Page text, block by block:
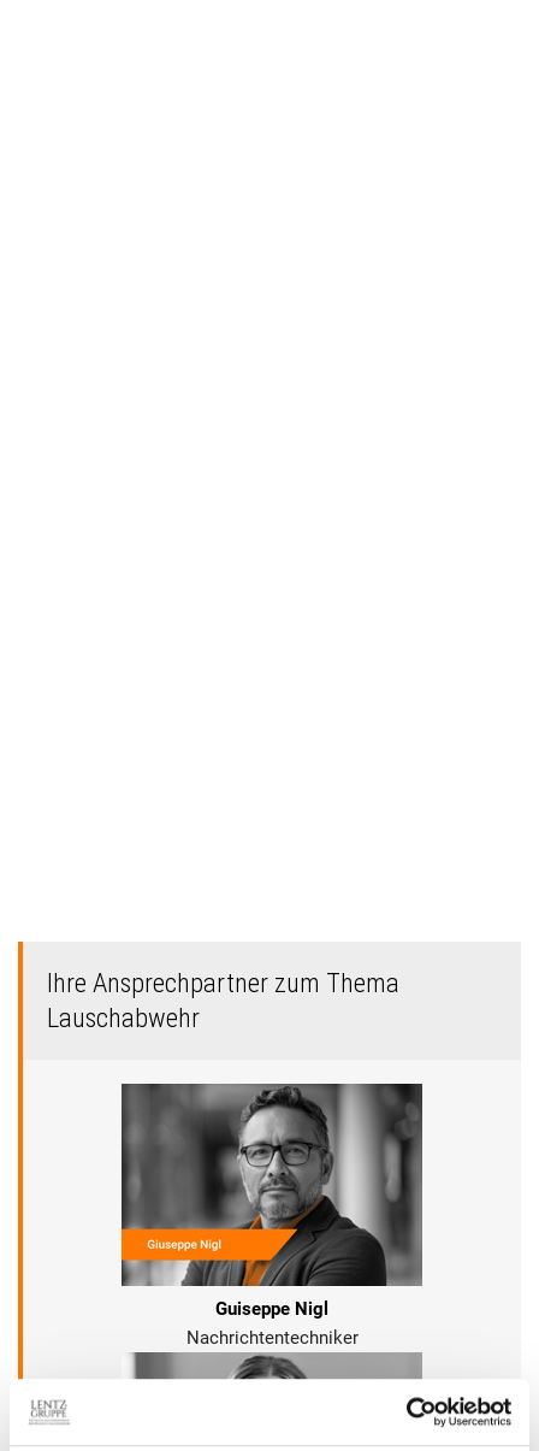
Ihre Ansprechpartner zum Thema
Lauschabwehr
Guiseppe Nigl
Nachrichtentechniker